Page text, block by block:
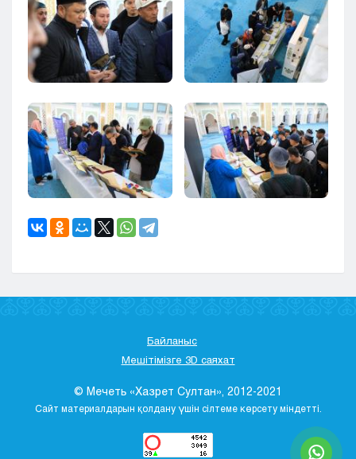
Байланыс
Мешітімізге 3D саяхат
© Мечеть «Хазрет Султан», 2012-2021
Сайт материалдарын қолдану үшін сілтеме көрсету міндетті.